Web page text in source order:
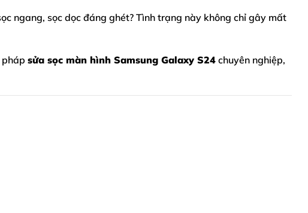
ngang, sọc dọc đáng ghét? Tình trạng này không chỉ gây mất
pháp sửa sọc màn hình Samsung Galaxy S24 chuyên nghiệp,